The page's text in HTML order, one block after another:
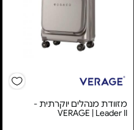
מזוודת מנהלים יוקרתית -
VERAGE | Leader II